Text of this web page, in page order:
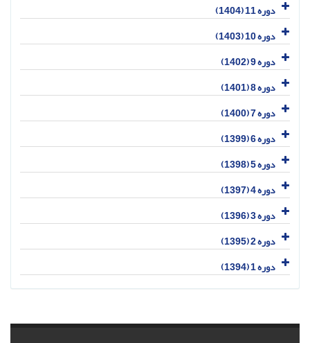
دوره 11 (1404)
دوره 10 (1403)
دوره 9 (1402)
دوره 8 (1401)
دوره 7 (1400)
دوره 6 (1399)
دوره 5 (1398)
دوره 4 (1397)
دوره 3 (1396)
دوره 2 (1395)
دوره 1 (1394)